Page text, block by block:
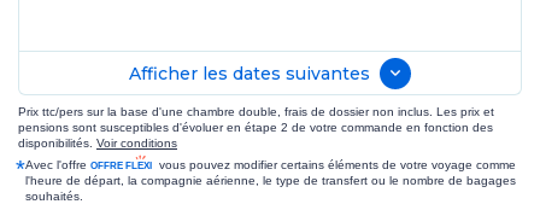
Afficher les dates suivantes
Prix ttc/pers sur la base d'une chambre double, frais de dossier non inclus. Les prix et
pensions sont susceptibles d'évoluer en étape 2 de votre commande en fonction des
disponibilités. Voir conditions
*Avec l'offre
vous pouvez modifier certains éléments de votre voyage comme
l'heure de départ, la compagnie aérienne, le type de transfert ou le nombre de bagages
souhaités.